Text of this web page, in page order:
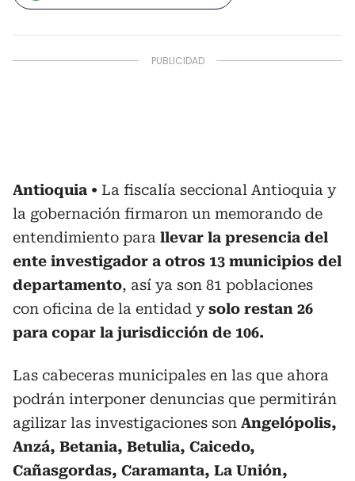
Antioquia
La fiscalía seccional Antioquia y
la gobernación firmaron un memorando de
entendimiento para llevar la presencia del
ente investigador a otros 13 municipios del
departamento, así ya son 81 poblaciones
con oficina de la entidad ysolo restan 26
para copar la jurisdicción de 106.
Las cabeceras municipales en las que ahora
podrán interponer denuncias que permitirán
agilizar las investigaciones son Angelópolis,
Anzá, Betania, Betulia, Caicedo,
Cañasgordas, Caramanta, La Unión,